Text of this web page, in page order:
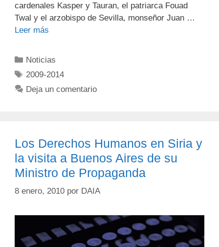
cardenales Kasper y Tauran, el patriarca Fouad
Twal y el arzobispo de Sevilla, monseñor Juan …
Leer más
Noticias
2009-2014
Deja un comentario
Los Derechos Humanos en Siria y
la visita a Buenos Aires de su
Ministro de Propaganda
8 enero, 2010 por DAIA